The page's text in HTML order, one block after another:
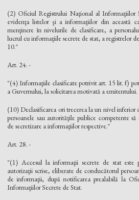
(2) Oficiul Registrului Naţional al Informaţiilor
evidenţa listelor şi a informaţiilor din această
menţinere în nivelurile de clasificare, a
lucrul cu informaţiile secrete de stat, a registrelor
10."
Art. 24. -
"(4) Informaţiile clasificate potrivit art. 15 lit. f)
a Guvernului, la solicitarea motivată a emitentului.
(10) Declasificarea ori trecerea la un nivel inferior
persoanele sau autorităţile publice competente
de secretizare a informaţiilor respective."
Art. 28. -
"(1) Accesul la informaţii secrete de stat este
autorizaţii scrise, eliberate de conducătorul
de informaţii, după notificarea prealabilă la
Informaţiilor Secrete de Stat.